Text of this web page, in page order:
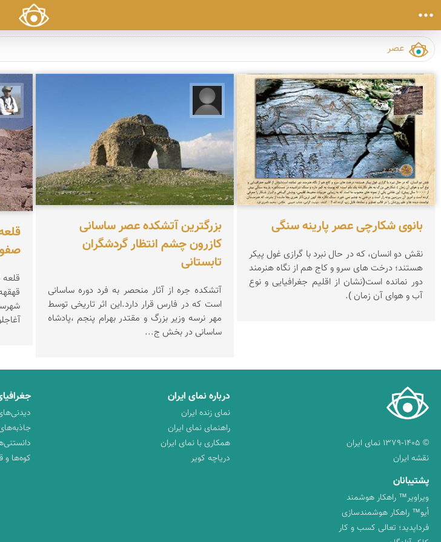
محمد ناصری فرد
بانوی شکارچی عصر پارینه سنگی
نقش دو انسان، که در حال نبرد با گرازی غول پیکر
هستند؛ درخت های سرو و کاج هم از نگاه هنرمند
دور نمانده است(نشان از اقلیم جغرافیایی و نوع
آب و هوای آن زمان ).
بزرگترین آتشکده عصر ساسانی
کازرون چشم انتظار گردشگران
تابستانی
آتشکده جره از آثار منحصر به فرد دوره ساسانی
است که در فارس قرار دارد.این اثر تاریخی توسط
مهر نرسه وزیر بزرگ و مقتدر بهرام پنجم ،پادشاه
ساسانی در بخش ج...
© ۱۳۷۹-۱۴۰۵ نمای ایران
نقشه ایران
درباره نمای ایران
نمای زنده ایران
راهنمای نمای ایران
همکاری با نمای ایران
دریاچه کویر
کوه‌ها و
پشتیبانان
ویراویر™ راهکار هوشمند
اُیو™ راهکار هوشمندسازی
فرداپدید؛ تعالی کسب و کار